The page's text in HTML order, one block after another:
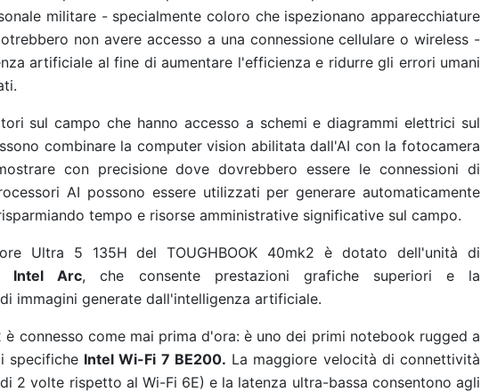
militare - specialmente coloro che ispezionano apparecchiature
non avere accesso a una connessione cellulare o wireless -
artificiale al fine di aumentare l'efficienza e ridurre gli errori umani
sul campo che hanno accesso a schemi e diagrammi elettrici sul
combinare la computer vision abilitata dall'AI con la fotocamera
con precisione dove dovrebbero essere le connessioni di
AI possono essere utilizzati per generare automaticamente
tempo e risorse amministrative significative sul campo.
Ultra 5 135H del TOUGHBOOK 40mk2 è dotato dell'unità di
Intel Arc, che consente prestazioni grafiche superiori e la
immagini generate dall'intelligenza artificiale.
è connesso come mai prima d'ora: è uno dei primi notebook rugged a
specifiche Intel Wi-Fi 7 BE200. La maggiore velocità di connettività
2 volte rispetto al Wi-Fi 6E) e la latenza ultra-bassa consentono agli